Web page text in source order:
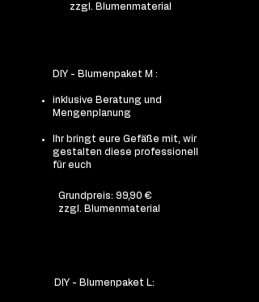
zzgl. Blumenmaterial
DIY - Blumenpaket M :
inklusive Beratung und
Mengenplanung
Ihr bringt eure Gefäße mit, wir
gestalten diese professionell
für euch
Grundpreis: 99,90 €
zzgl. Blumenmaterial
DIY - Blumenpaket L: